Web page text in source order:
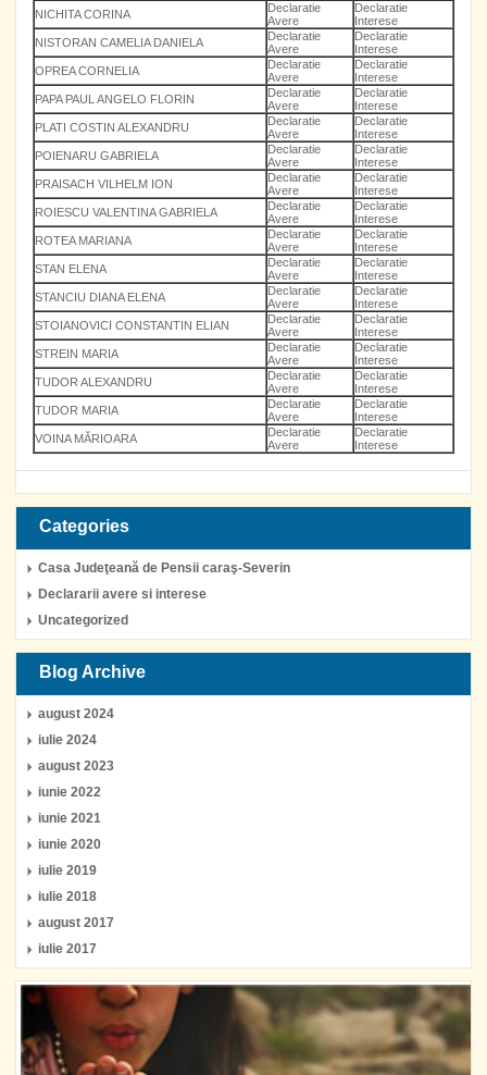
NICHITA CORINA
Declaratie
Avere
Declaratie
Interese
NISTORAN CAMELIA DANIELA
Declaratie
Avere
Declaratie
Interese
OPREA CORNELIA
Declaratie
Avere
Declaratie
Interese
PAPA PAUL ANGELO FLORIN
Declaratie
Avere
Declaratie
Interese
PLATI COSTIN ALEXANDRU
Declaratie
Avere
Declaratie
Interese
POIENARU GABRIELA
Declaratie
Avere
Declaratie
Interese
PRAISACH VILHELM ION
Declaratie
Avere
Declaratie
Interese
ROIESCU VALENTINA GABRIELA
Declaratie
Avere
Declaratie
Interese
ROTEA MARIANA
Declaratie
Avere
Declaratie
Interese
STAN ELENA
Declaratie
Avere
Declaratie
Interese
STANCIU DIANA ELENA
Declaratie
Avere
Declaratie
Interese
STOIANOVICI CONSTANTIN ELIAN
Declaratie
Avere
Declaratie
Interese
STREIN MARIA
Declaratie
Avere
Declaratie
Interese
TUDOR ALEXANDRU
Declaratie
Avere
Declaratie
Interese
TUDOR MARIA
Declaratie
Avere
Declaratie
Interese
VOINA MĂRIOARA
Declaratie
Avere
Declaratie
Interese
Categories
Casa Judeţeană de Pensii caraş-Severin
Declararii avere si interese
Uncategorized
Blog Archive
august 2024
iulie 2024
august 2023
iunie 2022
iunie 2021
iunie 2020
iulie 2019
iulie 2018
august 2017
iulie 2017